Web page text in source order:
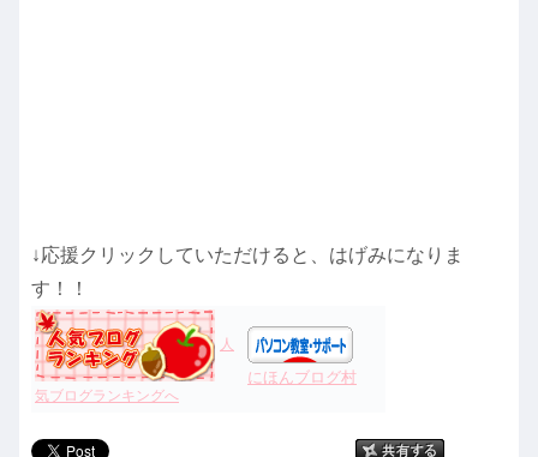
↓応援クリックしていただけると、はげみになりま
す！！
人
気ブログランキングへ
にほんブログ村